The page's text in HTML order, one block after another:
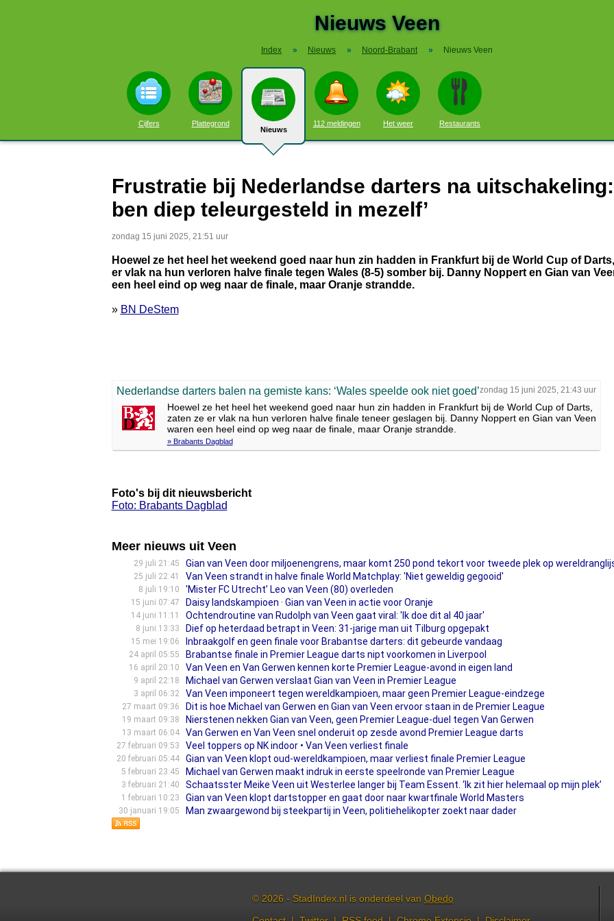
Nieuws Veen
Index » Nieuws » Noord-Brabant » Nieuws Veen
Cijfers Plattegrond
Nieuws
112 meldingen Het weer Restaurants
Frustratie bij Nederlandse darters na uitschakeling:
ben diep teleurgesteld in mezelf’
zondag 15 juni 2025, 21:51 uur
Hoewel ze het heel het weekend goed naar hun zin hadden in Frankfurt bij de World Cup of
er vlak na hun verloren halve finale tegen Wales (8-5) somber bij. Danny Noppert en Gian van
een heel eind op weg naar de finale, maar Oranje strandde.
» BN DeStem
zondag 15 juni 2025, 21:43 uur
Nederlandse darters balen na gemiste kans: ‘Wales speelde ook niet goed’
Hoewel ze het heel het weekend goed naar hun zin hadden in Frankfurt bij de World Cup of Darts,
zaten ze er vlak na hun verloren halve finale teneer geslagen bij. Danny Noppert en Gian van Veen
waren een heel eind op weg naar de finale, maar Oranje strandde.
» Brabants Dagblad
Foto's bij dit nieuwsbericht
Foto: Brabants Dagblad
Meer nieuws uit Veen
29 juli 21:45 Gian van Veen door miljoenengrens, maar komt 250 pond tekort voor tweede plek op
25 juli 22:41 Van Veen strandt in halve finale World Matchplay: 'Niet geweldig gegooid'
8 juli 19:10 'Mister FC Utrecht’ Leo van Veen (80) overleden
15 juni 07:47 Daisy landskampioen · Gian van Veen in actie voor Oranje
14 juni 11:11 Ochtendroutine van Rudolph van Veen gaat viral: 'Ik doe dit al 40 jaar'
8 juni 13:33 Dief op heterdaad betrapt in Veen: 31-jarige man uit Tilburg opgepakt
15 mei 19:06 Inbraakgolf en geen finale voor Brabantse darters: dit gebeurde vandaag
24 april 05:55 Brabantse finale in Premier League darts nipt voorkomen in Liverpool
16 april 20:10 Van Veen en Van Gerwen kennen korte Premier League-avond in eigen land
9 april 22:18 Michael van Gerwen verslaat Gian van Veen in Premier League
3 april 06:32 Van Veen imponeert tegen wereldkampioen, maar geen Premier League-eindzege
27 maart 09:36 Dit is hoe Michael van Gerwen en Gian van Veen ervoor staan in de Premier League
19 maart 09:38 Nierstenen nekken Gian van Veen, geen Premier League-duel tegen Van Gerwen
13 maart 06:04 Van Gerwen en Van Veen snel onderuit op zesde avond Premier League darts
27 februari 09:53 Veel toppers op NK indoor • Van Veen verliest finale
20 februari 05:44 Gian van Veen klopt oud-wereldkampioen, maar verliest finale Premier League
5 februari 23:45 Michael van Gerwen maakt indruk in eerste speelronde van Premier League
3 februari 21:40 Schaatsster Meike Veen uit Westerlee langer bij Team Essent. ‘Ik zit hier helemaal op mijn plek’
1 februari 10:23 Gian van Veen klopt dartstopper en gaat door naar kwartfinale World Masters
30 januari 19:05 Man zwaargewond bij steekpartij in Veen, politiehelikopter zoekt naar dader
© 2026 - StadIndex.nl is onderdeel van Obedo